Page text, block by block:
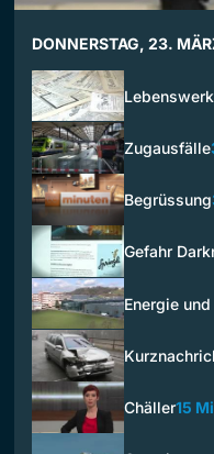
DONNERSTAG, 23.
Lebenswerk
Zugausfälle
Begrüssung
Gefahr
Energie
Chäller15